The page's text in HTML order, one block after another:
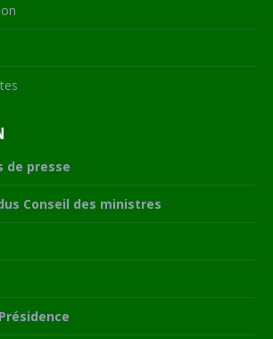
de presse
Conseil des ministres